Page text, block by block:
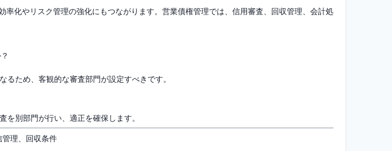
化やリスク管理の強化にもつながります。営業債権管理では、信用審査、回収管理、会計処
ため、客観的な審査部門が設定すべきです。
別部門が行い、適正を確保します。
理、回収条件